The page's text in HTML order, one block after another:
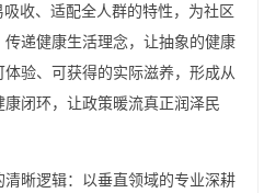
收、适配全人群的特性，为社区
递健康生活理念，让抽象的健康
验、可获得的实际滋养，形成从
闭环，让政策暖流真正润泽民
晰逻辑：以垂直领域的专业深耕